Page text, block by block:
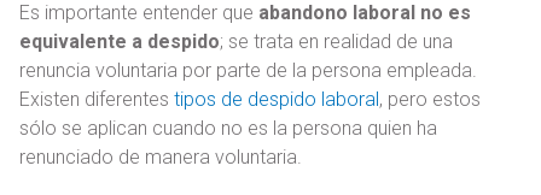
Es importante entender que abandono laboral no es
equivalente a despido; se trata en realidad de una
renuncia voluntaria por parte de la persona empleada.
Existen diferentes tipos de despido laboral , pero estos
sólo se aplican cuando no es la persona quien ha
renunciado de manera voluntaria.